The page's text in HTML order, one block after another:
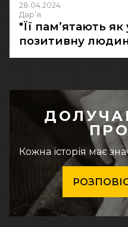
28.04.2024
Дарʼя
"Її пам’ятають як
позитивну
Кожна історія має